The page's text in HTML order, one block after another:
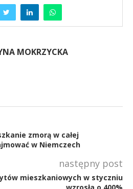
MOKRZYCKA
zmorą w całej
w Niemczech
następny post
mieszkaniowych w styczniu
wzrosła o 400%